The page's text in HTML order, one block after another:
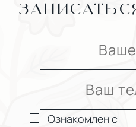
Ознакомлен с